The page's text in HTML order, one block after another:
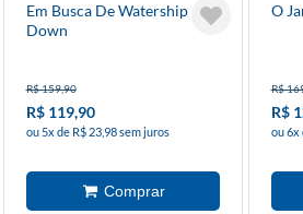
Em Busca De Watership
Down
R$ 159,90
R$ 119,90
ou 5x de R$ 23,98 sem juros
O
R$
R$
ou 6x